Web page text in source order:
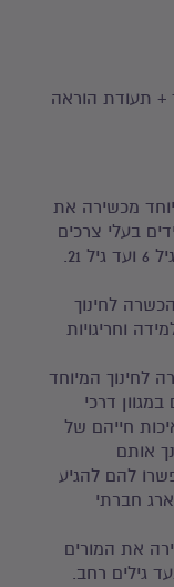
מכשירה את
בעלי צרכים
לחינוך
וחריגויות
לחינוך המיוחד
דרכי
חייהם של
אותם
להם להגיע
חברתי
את המורים
גילים רחב.